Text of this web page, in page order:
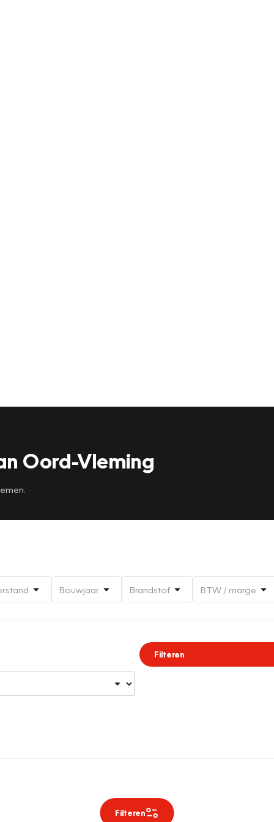
Oord-Vleming
Bouwjaar Brandstof BTW / marge
Filteren
Filteren